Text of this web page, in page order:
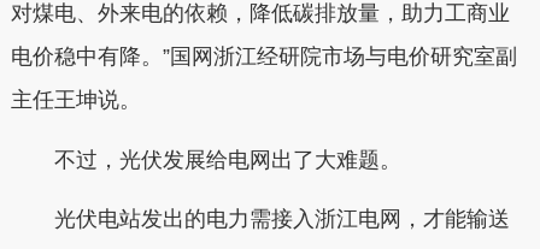
对煤电、外来电的依赖，降低碳排放量，助力工商业
电价稳中有降。”国网浙江经研院市场与电价研究室副
主任王坤说。
不过，光伏发展给电网出了大难题。
光伏电站发出的电力需接入浙江电网，才能输送